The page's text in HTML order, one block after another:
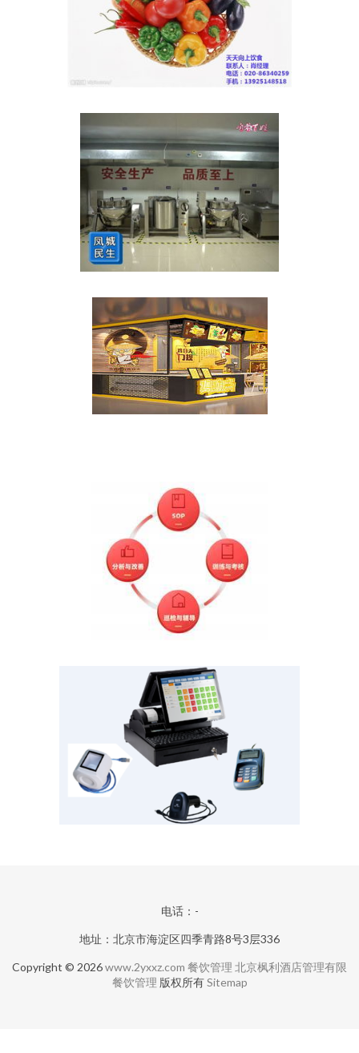
电话：-
地址：北京市海淀区四季青路8号3层336
Copyright © 2026www.2yxxz.com 餐饮管理 北京枫利酒店管理有限
餐饮管理 版权所有Sitemap